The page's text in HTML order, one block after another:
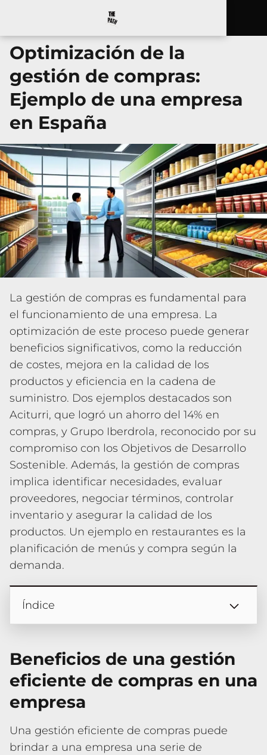
Optimización de la
gestión de compras:
Ejemplo de una empresa
en España
La gestión de compras es fundamental para
el funcionamiento de una empresa. La
optimización de este proceso puede generar
beneficios significativos, como la reducción
de costes, mejora en la calidad de los
productos y eficiencia en la cadena de
suministro. Dos ejemplos destacados son
Aciturri, que logró un ahorro del 14% en
compras, y Grupo Iberdrola, reconocido por su
compromiso con los Objetivos de Desarrollo
Sostenible. Además, la gestión de compras
implica identificar necesidades, evaluar
proveedores, negociar términos, controlar
inventario y asegurar la calidad de los
productos. Un ejemplo en restaurantes es la
planificación de menús y compra según la
demanda.
Índice
Beneficios de una gestión
eficiente de compras en una
empresa
Una gestión eficiente de compras puede
brindar a una empresa una serie de